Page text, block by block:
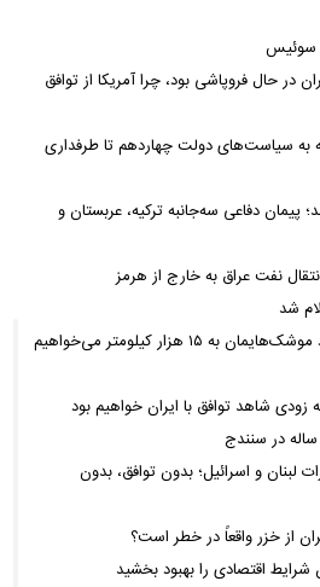
سوئیس
در حال فروپاشی بود، چرا آمریکا از توافق
به سیاست‌های دولت چهاردهم تا طرفداری
پیمان دفاعی سه‌جانبه ترکیه، عربستان و
نفت عراق به خارج از هرمز
شد
امام‌ جمعه اهواز: با افزایش برد موشک‌هایمان به ۱۵ هزار کیلومتر می‌خواهیم
زودی شاهد توافق با ایران خواهیم بود
لبنان و اسرائیل؛ بدون توافق، بدون
از خزر واقعاً در خطر است؟
اقتصادی را بهبود بخشید